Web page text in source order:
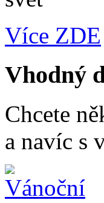
Více ZDE
Vhodný
Chcete
a navíc s